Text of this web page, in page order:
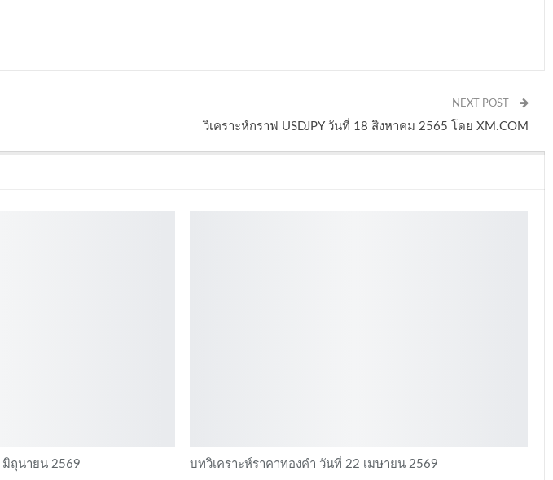
NEXT POST
วิเคราะห์กราฟ USDJPY วันที่ 18 สิงหาคม 2565 โดย XM.COM
มิถุนายน 2569 บทวิเคราะห์ราคาทองคำ วันที่ 22 เมษายน 2569